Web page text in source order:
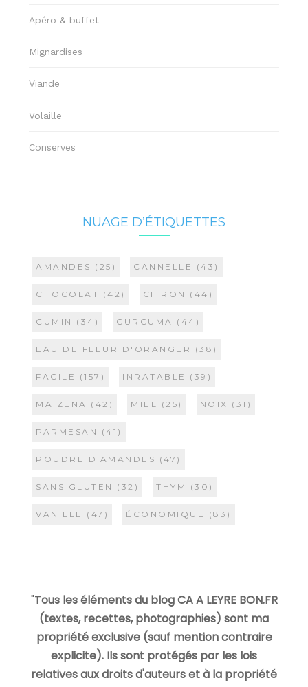
Apéro & buffet
Mignardises
Viande
Volaille
Conserves
NUAGE D’ÉTIQUETTES
AMANDES (25) CANNELLE (43)
CHOCOLAT (42) CITRON (44)
CUMIN (34) CURCUMA (44)
EAU DE FLEUR D'ORANGER (38)
FACILE (157) INRATABLE (39)
MAIZENA (42) MIEL (25) NOIX (31)
PARMESAN (41)
POUDRE D'AMANDES (47)
SANS GLUTEN (32) THYM (30)
VANILLE (47) ÉCONOMIQUE (83)
"Tous les éléments du blog CA A LEYRE BON.FR
(textes, recettes, photographies) sont ma
propriété exclusive (sauf mention contraire
explicite). Ils sont protégés par les lois
relatives aux droits d'auteurs et à la propriété